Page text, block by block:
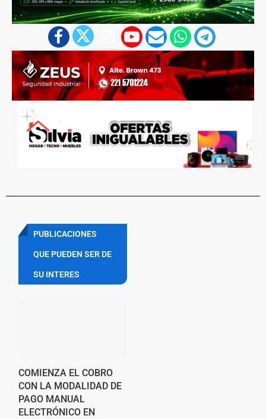
PUBLICACIONES
QUE PUEDEN SER DE
SU INTERES
COMIENZA EL COBRO
CON LA MODALIDAD DE
PAGO MANUAL
ELECTRÓNICO EN